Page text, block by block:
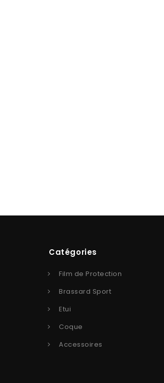
Catégories
Film de Protection
Brassard Sport
Etui
Coque
Accessoires